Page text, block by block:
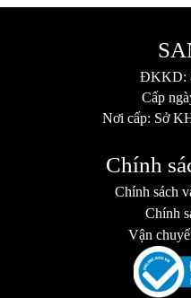
ĐKKD:
Cấp
Nơi cấp: Sở
Chính
Chính sách
Chính
Vận